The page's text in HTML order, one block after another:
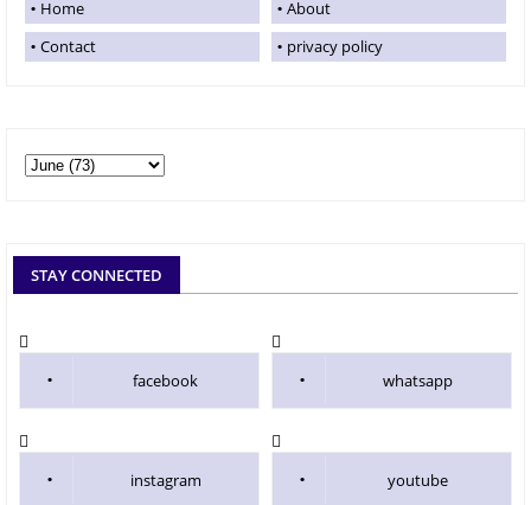
Home
About
Contact
privacy policy
STAY CONNECTED
facebook whatsapp
instagram youtube